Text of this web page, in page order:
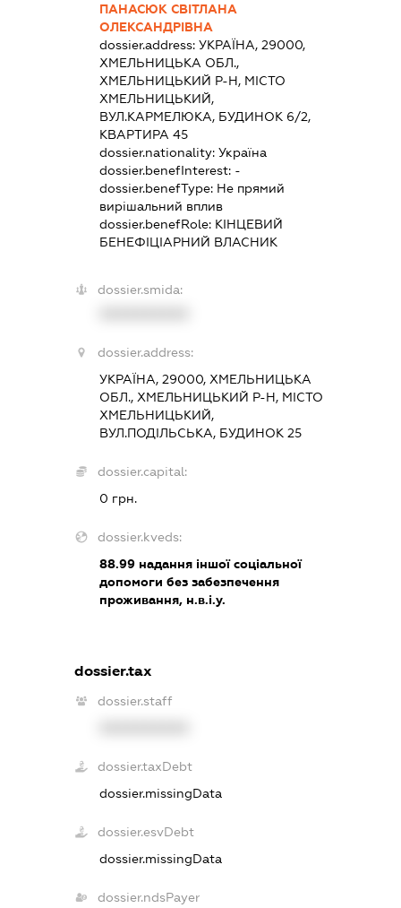
ПАНАСЮК СВІТЛАНА
ОЛЕКСАНДРІВНА
dossier.address: УКРАЇНА, 29000,
ХМЕЛЬНИЦЬКА ОБЛ.,
ХМЕЛЬНИЦЬКИЙ Р-Н, МІСТО
ХМЕЛЬНИЦЬКИЙ,
ВУЛ.КАРМЕЛЮКА, БУДИНОК 6/2,
КВАРТИРА 45
dossier.nationality: Україна
dossier.benefInterest: -
dossier.benefType: Не прямий
вирішальний вплив
dossier.benefRole: КІНЦЕВИЙ
БЕНЕФІЦІАРНИЙ ВЛАСНИК
dossier.smida:
dossier.address:
УКРАЇНА, 29000, ХМЕЛЬНИЦЬКА
ОБЛ., ХМЕЛЬНИЦЬКИЙ Р-Н, МІСТО
ХМЕЛЬНИЦЬКИЙ,
ВУЛ.ПОДІЛЬСЬКА, БУДИНОК 25
dossier.capital:
0 грн.
dossier.kveds:
88.99надання іншої соціальної
допомоги без забезпечення
проживання, н.в.і.у.
dossier.tax
dossier.staff
dossier.taxDebt
dossier.missingData
dossier.esvDebt
dossier.missingData
dossier.ndsPayer